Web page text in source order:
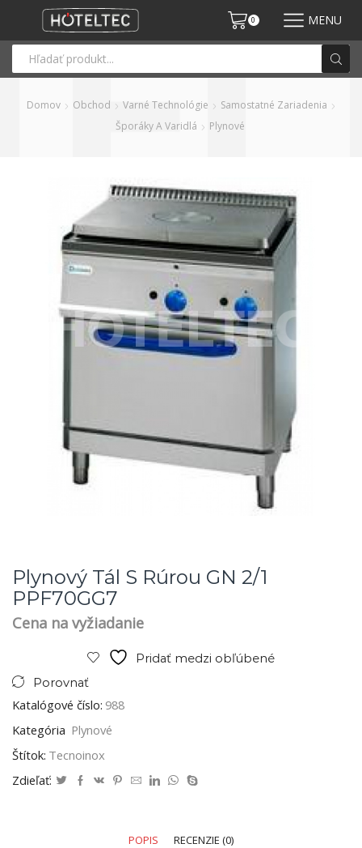
0 MENU
Domov Obchod Varné Technológie
Samostatné Zariadenia
Šporáky A Varidlá
Plynové
Plynový Tál S Rúrou GN 2/1
PPF70GG7
Cena na vyžiadanie
Pridať medzi obľúbené
Porovnať
Katalógové číslo: 988
Kategória Plynové
Štítok: Tecnoinox
Zdieľať:
POPIS RECENZIE (0)